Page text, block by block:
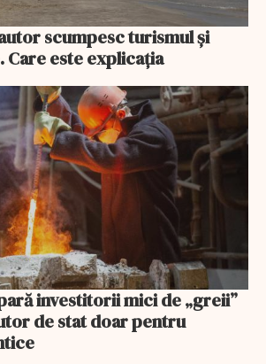
scumpesc turismul și
este explicația
investitorii mici de „greii”
de stat doar pentru